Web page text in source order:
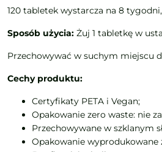
120 tabletek wystarcza na 8
Sposób użycia: Żuj 1 tabletkę w
Przechowywać w suchym miejscu
Cechy produktu:
Certyfikaty PETA i Vegan;
Opakowanie zero waste: nie
Przechowywane w szklanym
Opakowanie